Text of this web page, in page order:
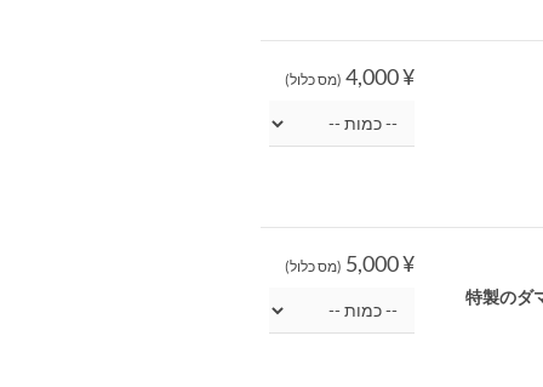
¥ 4,000 (מס כלול)
¥ 5,000 (מס כלול)
特製のダ